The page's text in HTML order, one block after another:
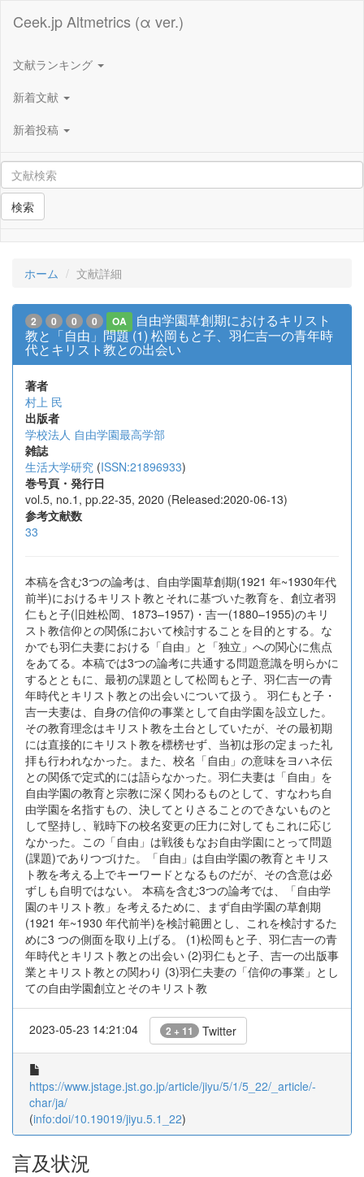
Ceek.jp Altmetrics (α ver.)
文献ランキング
新着文献
新着投稿
検索
ホーム 文献詳細
2 0 0 0 OA
自由学園草創期におけるキリスト
教と「自由」問題 (1) 松岡もと子、羽仁吉一の青年時
代とキリスト教との出会い
著者
村上 民
出版者
学校法人 自由学園最高学部
雑誌
生活大学研究 (ISSN:21896933)
巻号頁・発行日
vol.5, no.1, pp.22-35, 2020 (Released:2020-06-13)
参考文献数
33
本稿を含む3つの論考は、自由学園草創期(1921 年~1930年代
前半)におけるキリスト教とそれに基づいた教育を、創立者羽
仁もと子(旧姓松岡、1873–1957)・吉一(1880–1955)のキリ
スト教信仰との関係において検討することを目的とする。な
かでも羽仁夫妻における「自由」と「独立」への関心に焦点
をあてる。本稿では3つの論考に共通する問題意識を明らかに
するとともに、最初の課題として松岡もと子、羽仁吉一の青
年時代とキリスト教との出会いについて扱う。 羽仁もと子・
吉一夫妻は、自身の信仰の事業として自由学園を設立した。
その教育理念はキリスト教を土台としていたが、その最初期
には直接的にキリスト教を標榜せず、当初は形の定まった礼
拝も行われなかった。また、校名「自由」の意味をヨハネ伝
との関係で定式的には語らなかった。羽仁夫妻は「自由」を
自由学園の教育と宗教に深く関わるものとして、すなわち自
由学園を名指すもの、決してとりさることのできないものと
して堅持し、戦時下の校名変更の圧力に対してもこれに応じ
なかった。この「自由」は戦後もなお自由学園にとって問題
(課題)でありつづけた。「自由」は自由学園の教育とキリス
ト教を考える上でキーワードとなるものだが、その含意は必
ずしも自明ではない。 本稿を含む3つの論考では、「自由学
園のキリスト教」を考えるために、まず自由学園の草創期
(1921 年~1930 年代前半)を検討範囲とし、これを検討するた
めに3 つの側面を取り上げる。 (1)松岡もと子、羽仁吉一の青
年時代とキリスト教との出会い (2)羽仁もと子、吉一の出版事
業とキリスト教との関わり (3)羽仁夫妻の「信仰の事業」とし
ての自由学園創立とそのキリスト教
2023-05-23 14:21:04 2 + 11 Twitter
https://www.jstage.jst.go.jp/article/jiyu/5/1/5_22/_article/-
char/ja/
(info:doi/10.19019/jiyu.5.1_22)
言及状況